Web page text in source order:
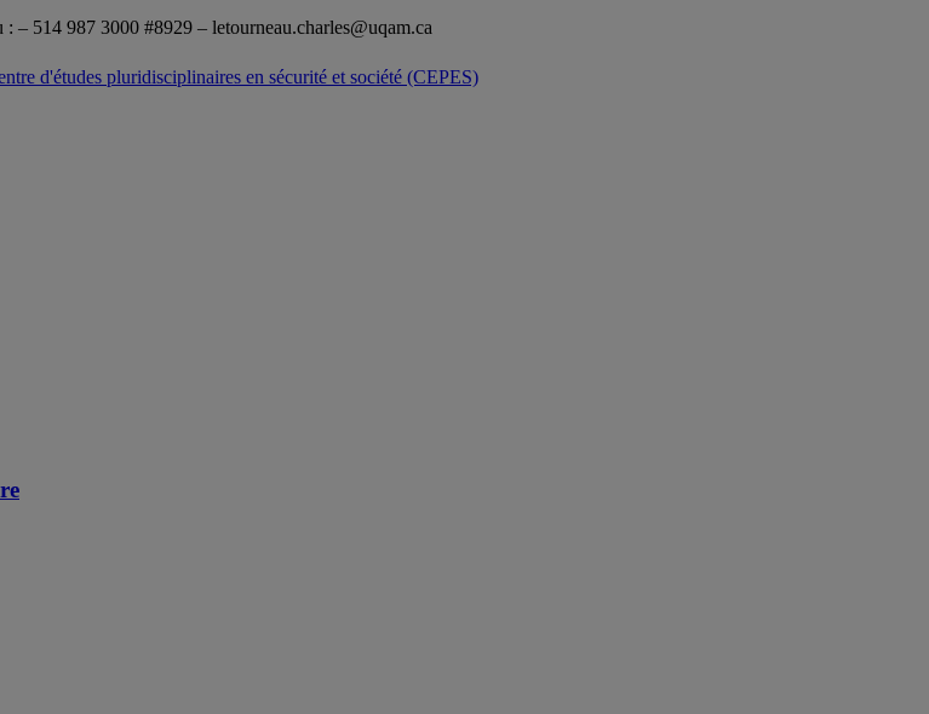
– 514 987 3000 #8929 – letourneau.charles@uqam.ca
d'études pluridisciplinaires en sécurité et société (CEPES)